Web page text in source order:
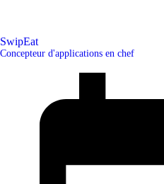
SwipEat
Concepteur d'applications en chef